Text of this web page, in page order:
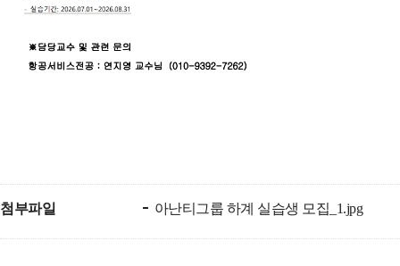
첨부파일 아난티그룹 하계 실습생 모집_1.jpg